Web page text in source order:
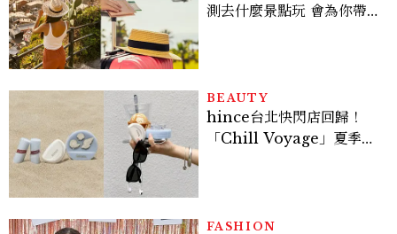
測去什麼景點玩 會為你帶來
BEAUTY
hince台北快閃店回歸！
「Chill Voyage」夏季限
FASHION